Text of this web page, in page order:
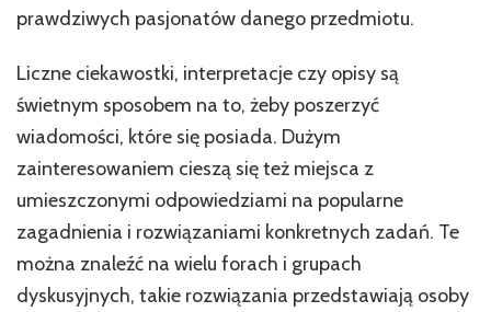
prawdziwych pasjonatów danego przedmiotu.
Liczne ciekawostki, interpretacje czy opisy są
świetnym sposobem na to, żeby poszerzyć
wiadomości, które się posiada. Dużym
zainteresowaniem cieszą się też miejsca z
umieszczonymi odpowiedziami na popularne
zagadnienia i rozwiązaniami konkretnych zadań. Te
można znaleźć na wielu forach i grupach
dyskusyjnych, takie rozwiązania przedstawiają osoby